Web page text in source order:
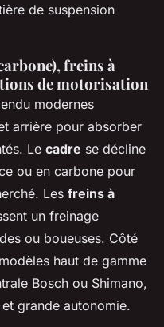
de suspension
freins à
de motorisation
modernes
arrière pour absorber
Le cadre se décline
ou en carbone pour
Les freins à
un freinage
ou boueuses. Côté
haut de gamme
Bosch ou Shimano,
grande autonomie.